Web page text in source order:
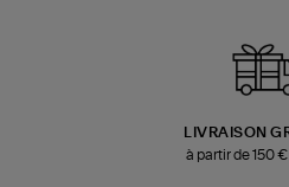
LIVRAISON
à partir de 150